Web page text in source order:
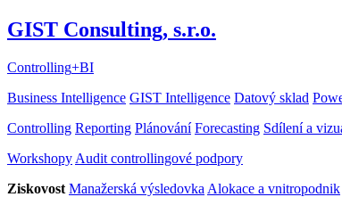
GIST Consulting, s.r.o.
Controlling+BI
Business Intelligence GIST Intelligence Datový sklad
Controlling Reporting Plánování Forecasting Sdílení a
Workshopy Audit controllingové podpory
Ziskovost Manažerská výsledovka Alokace a vnitropodnik